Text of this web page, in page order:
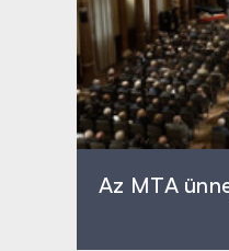
Az MTA